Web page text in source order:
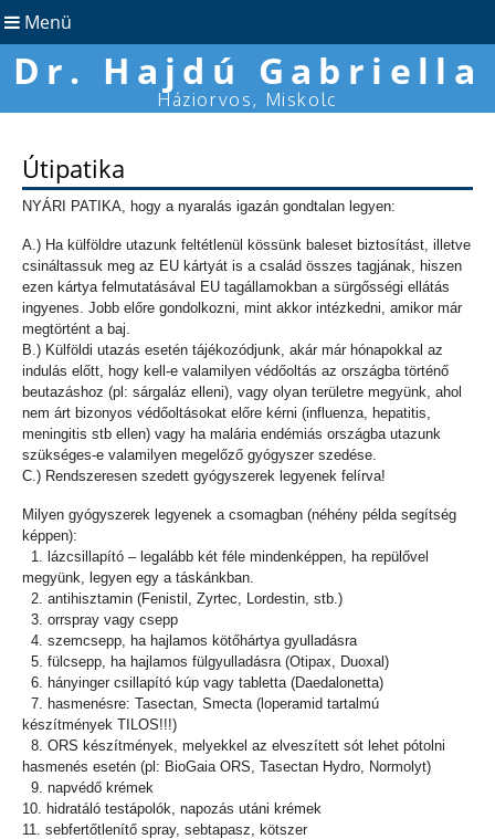
Menü
Dr. Hajdú Gabriella
Háziorvos, Miskolc
Útipatika
NYÁRI PATIKA, hogy a nyaralás igazán gondtalan legyen:
A.) Ha külföldre utazunk feltétlenül kössünk baleset biztosítást, illetve
csináltassuk meg az EU kártyát is a család összes tagjának, hiszen
ezen kártya felmutatásával EU tagállamokban a sürgősségi ellátás
ingyenes. Jobb előre gondolkozni, mint akkor intézkedni, amikor már
megtörtént a baj.
B.) Külföldi utazás esetén tájékozódjunk, akár már hónapokkal az
indulás előtt, hogy kell-e valamilyen védőoltás az országba történő
beutazáshoz (pl: sárgaláz elleni), vagy olyan területre megyünk, ahol
nem árt bizonyos védőoltásokat előre kérni (influenza, hepatitis,
meningitis stb ellen) vagy ha malária endémiás országba utazunk
szükséges-e valamilyen megelőző gyógyszer szedése.
C.) Rendszeresen szedett gyógyszerek legyenek felírva!
Milyen gyógyszerek legyenek a csomagban (néhény példa segítség
képpen):
1. lázcsillapító – legalább két féle mindenképpen, ha repülővel
megyünk, legyen egy a táskánkban.
2. antihisztamin (Fenistil, Zyrtec, Lordestin, stb.)
3. orrspray vagy csepp
4. szemcsepp, ha hajlamos kötőhártya gyulladásra
5. fülcsepp, ha hajlamos fülgyulladásra (Otipax, Duoxal)
6. hányinger csillapító kúp vagy tabletta (Daedalonetta)
7. hasmenésre: Tasectan, Smecta (loperamid tartalmú
készítmények TILOS!!!)
8. ORS készítmények, melyekkel az elveszített sót lehet pótolni
hasmenés esetén (pl: BioGaia ORS, Tasectan Hydro, Normolyt)
9. napvédő krémek
10. hidratáló testápolók, napozás utáni krémek
11. sebfertőtlenítő spray, sebtapasz, kötszer